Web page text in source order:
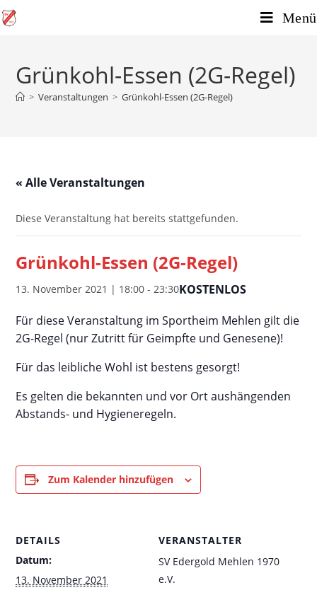
Menü
Grünkohl-Essen (2G-Regel)
> Veranstaltungen > Grünkohl-Essen (2G-Regel)
« Alle Veranstaltungen
Diese Veranstaltung hat bereits stattgefunden.
Grünkohl-Essen (2G-Regel)
13. November 2021 | 18:00 -23:30KOSTENLOS
Für diese Veranstaltung im Sportheim Mehlen gilt die
2G-Regel (nur Zutritt für Geimpfte und Genesene)!
Für das leibliche Wohl ist bestens gesorgt!
Es gelten die bekannten und vor Ort aushängenden
Abstands- und Hygieneregeln.
Zum Kalender hinzufügen
DETAILS
Datum:
13. November 2021
VERANSTALTER
SV Edergold Mehlen 1970
e.V.